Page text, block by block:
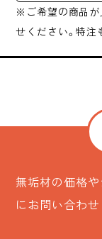
※ご希望の商品が
せください。特注
無垢材の価格
にお問い合わせ